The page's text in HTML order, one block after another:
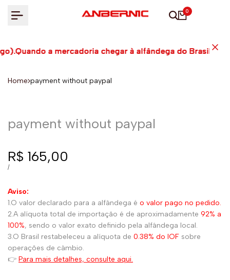
0
a mercadoria chegar à alfândega do Brasil,
a mercadoria chegar à alfândega do Brasil,
a mercadoria chegar à alfândega do Brasil,
Home payment without paypal
payment without paypal
Preço
de
R$ 165,00
PREÇO
/POR
Aviso:
1.O valor declarado para a alfândega é o valor pago no pedido.
2.A alíquota total de importação é de aproximadamente 92% a
100%, sendo o valor exato definido pela alfândega local.
3.O Brasil restabeleceu a alíquota de 0.38% do IOF sobre
operações de câmbio.
👉 Para mais detalhes, consulte aqui.
para